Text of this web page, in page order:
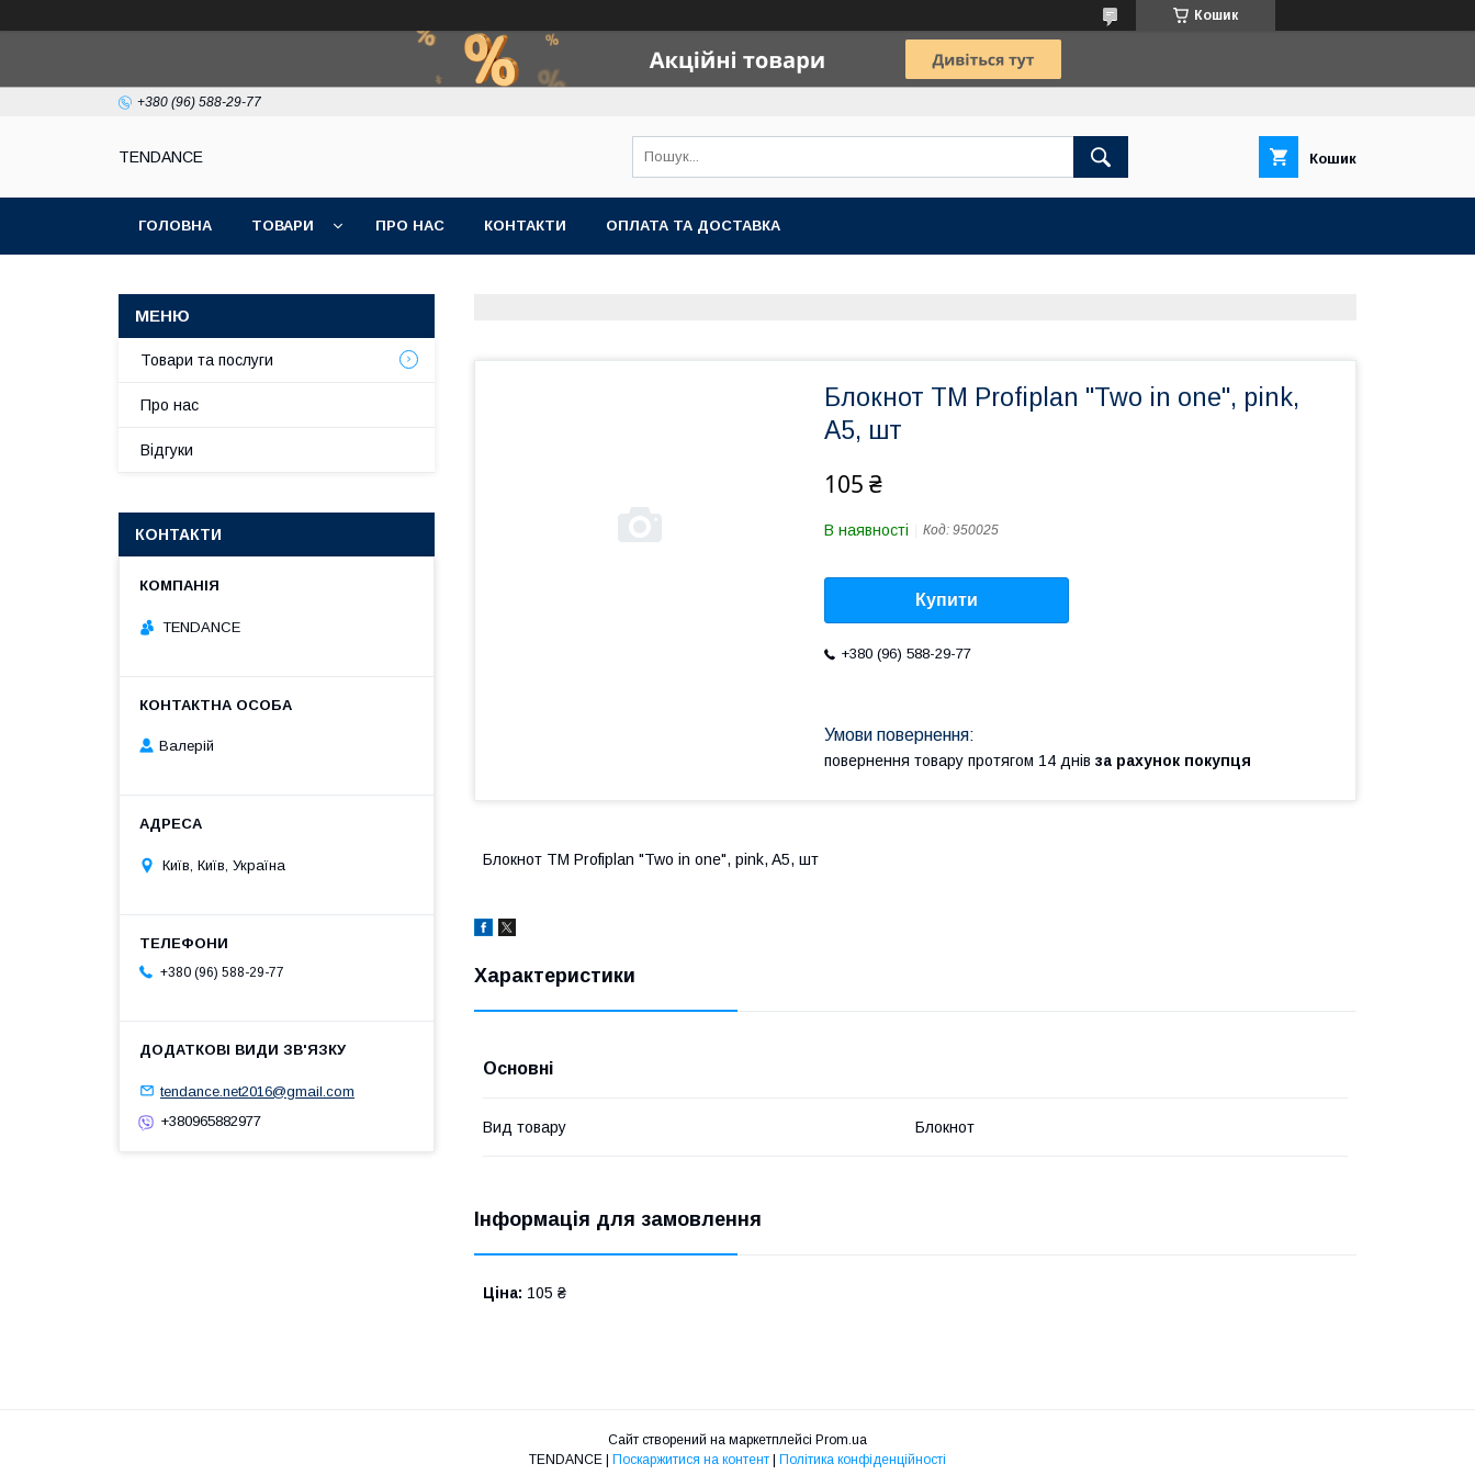
Кошик
+380 (96) 588-29-77
TENDANCE Кошик
ГОЛОВНА ТОВАРИ ПРО НАС КОНТАКТИ ОПЛАТА ТА ДОСТАВКА
Блокнот TM Profiplan "Two in one", pink,
A5, шт
105 ₴
В наявності Код: 950025
Купити
+380 (96) 588-29-77
повернення товару протягом 14 днів за рахунок покупця
Блокнот TM Profiplan "Two in one", pink, A5, шт
Характеристики
Основні
Вид товару Блокнот
Інформація для замовлення
Ціна: 105 ₴
Товари та послуги
Про нас
Відгуки
КОНТАКТИ
TENDANCE
Валерій
Київ, Київ, Україна
+380 (96) 588-29-77
tendance.net2016@gmail.com
+380965882977
Сайт створений на маркетплейсі Prom.ua
TENDANCE | Поскаржитися на контент | Політика конфіденційності